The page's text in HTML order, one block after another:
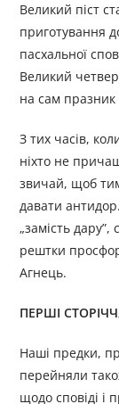
Великий піст
приготування
пасхальної
Великий
на сам празник
З тих часів,
ніхто не
звичай, щоб
давати
„замість
рештки
Агнець.
ПЕРШІ
Наші предки,
перейняли
щодо сповіді і